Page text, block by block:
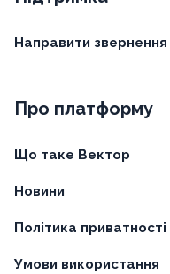
Направити звернення
Про платформу
Що таке Вектор
Новини
Політика приватності
Умови використання